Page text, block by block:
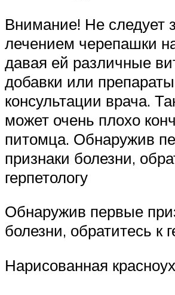
Внимание! Не следует
лечением черепашки
давая ей различные
добавки или
консультации врача.
может очень плохо
питомца. Обнаружив
признаки болезни,
герпетологу
Обнаружив первые
болезни, обратитесь к
Нарисованная